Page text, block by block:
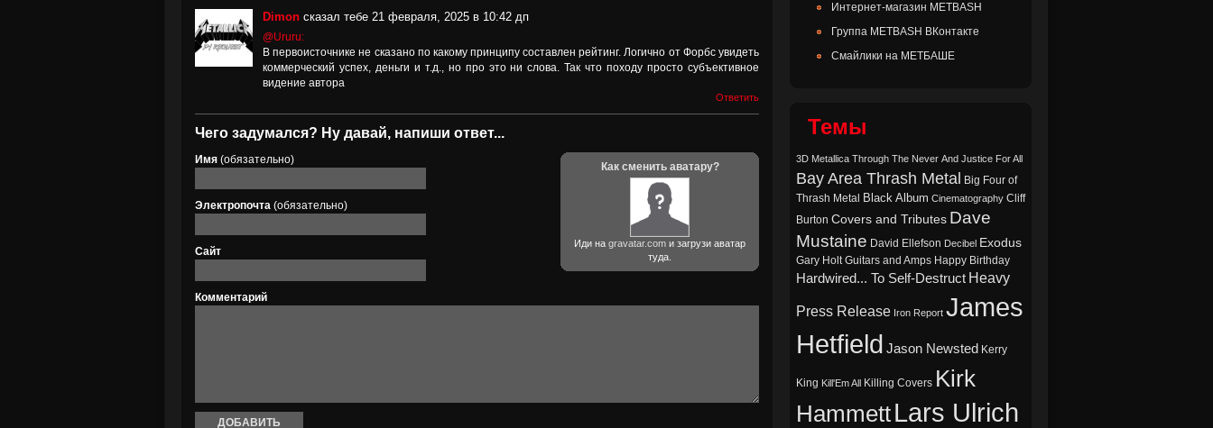
Dimon сказал тебе 21 февраля, 2025 в 10:42 дп
@Ururu:
В первоисточнике не сказано по какому принципу составлен рейтинг. Логично от Форбс увидеть
коммерческий успех, деньги и т.д., но про это ни слова. Так что походу просто субъективное
видение автора
Ответить
Чего задумался? Ну давай, напиши ответ...
Как сменить аватару?
Иди на gravatar.com и загрузи аватар
туда.
Имя (обязательно)
Электропочта (обязательно)
Сайт
Комментарий
Интернет-магазин METBASH
Группа METBASH ВКонтакте
Смайлики на МЕТБАШЕ
Темы
3D Metallica Through The Never And Justice For All
Bay Area Thrash Metal Big Four of
Thrash Metal Black Album Cinematography Cliff
Burton Covers and Tributes Dave
Mustaine David Ellefson Decibel Exodus
Gary Holt Guitars and Amps Happy Birthday
Hardwired... To Self-Destruct Heavy
Press Release Iron Report James
Hetfield Jason Newsted Kerry
King Kill'Em All Killing Covers Kirk
HammettLars Ulrich